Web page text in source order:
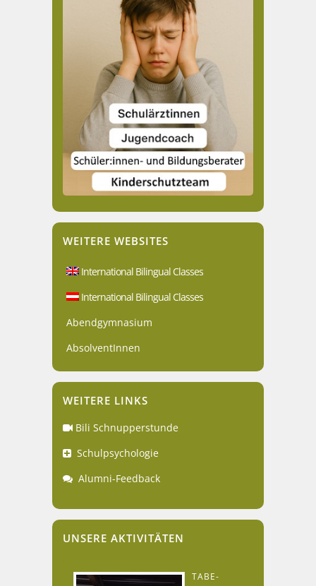
WEITERE WEBSITES
International Bilingual Classes
International Bilingual Classes
Abendgymnasium
AbsolventInnen
WEITERE LINKS
Bili Schnupperstunde
Schulpsychologie
Alumni-Feedback
UNSERE AKTIVITÄTEN
TABE-